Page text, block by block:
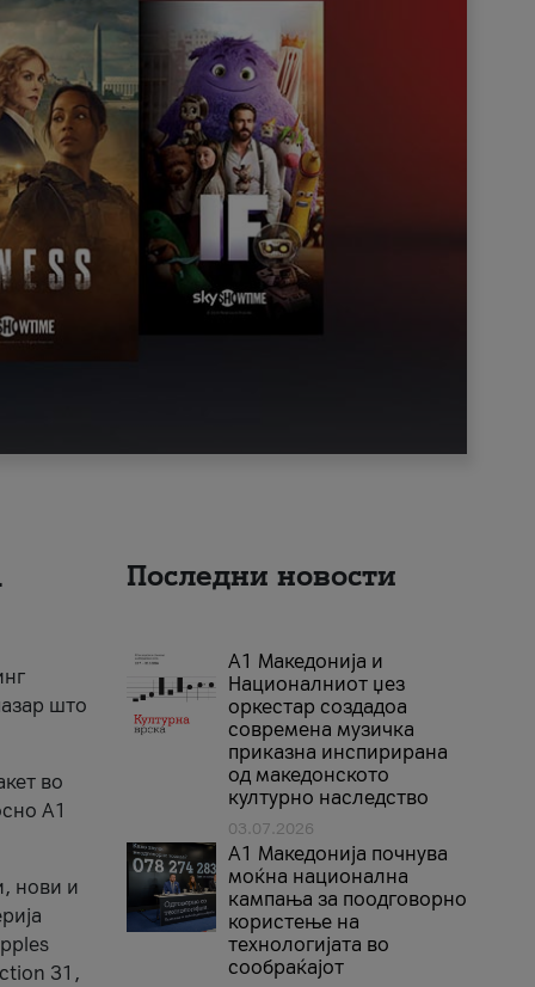
што
во
А1
нови и
31,
Последни новости
А1 Македонија и
Националниот џез
оркестар создадоа
современа музичка
приказна инспирирана
од македонското
културно наследство
03.07.2026
A1 Македонија почнува
моќна национална
кампања за поодговорно
користење на
технологијата во
сообраќајот